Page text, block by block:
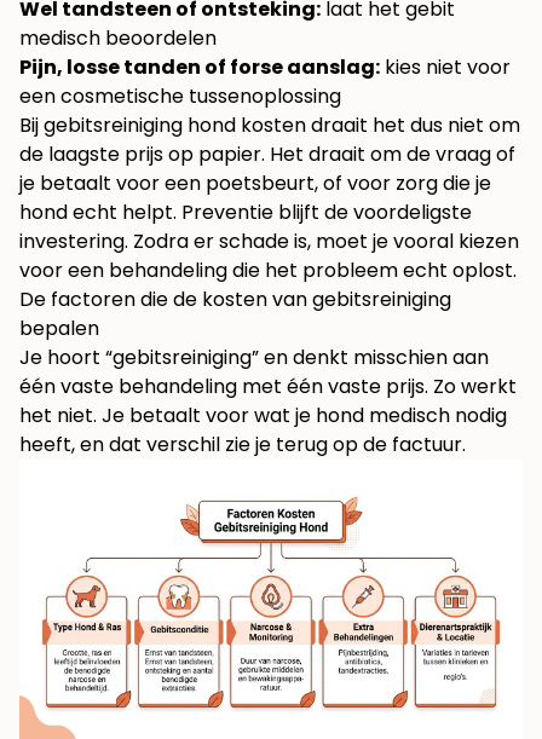
Wel tandsteen of ontsteking: laat het gebit
medisch beoordelen
Pijn, losse tanden of forse aanslag: kies niet voor
een cosmetische tussenoplossing
Bij gebitsreiniging hond kosten draait het dus niet om
de laagste prijs op papier. Het draait om de vraag of
je betaalt voor een poetsbeurt, of voor zorg die je
hond echt helpt. Preventie blijft de voordeligste
investering. Zodra er schade is, moet je vooral kiezen
voor een behandeling die het probleem echt oplost.
De factoren die de kosten van gebitsreiniging
bepalen
Je hoort “gebitsreiniging” en denkt misschien aan
één vaste behandeling met één vaste prijs. Zo werkt
het niet. Je betaalt voor wat je hond medisch nodig
heeft, en dat verschil zie je terug op de factuur.